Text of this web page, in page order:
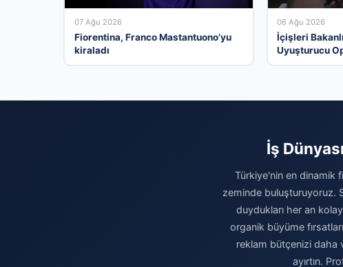
07 Ağu 2026
Fiorentina, Franco Mastantuono’yu
kiraladı
06 Ağu 2026
İçişleri
Uyuşturucu
İş
Türkiye'nin en dinamik
zeminde buluşturuyoruz.
duydukları her an
organik büyüme
reklam bütçenizi daha
ayırtın.